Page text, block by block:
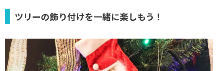
ツリーの飾り付けを一緒に楽しもう！